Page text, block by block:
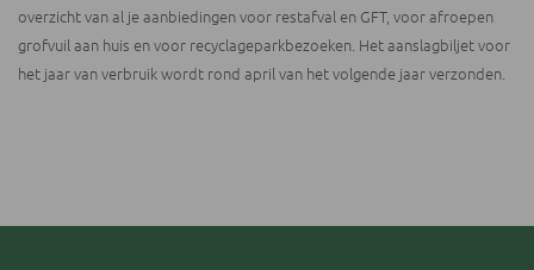
overzicht van al je aanbiedingen voor restafval en GFT, voor afroepen
grofvuil aan huis en voor recyclageparkbezoeken. Het aanslagbiljet voor
het jaar van verbruik wordt rond april van het volgende jaar verzonden.